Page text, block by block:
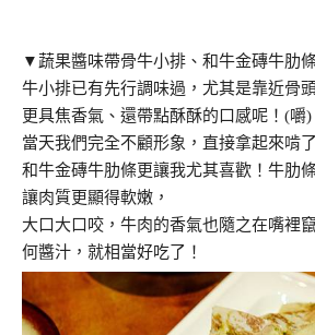
▼蔬果醬味帶骨牛小排、和牛金磚牛肋
牛小排已有先行調味過，尤其是靠近骨
更具焦香氣、還帶點酥酥的口感呢！(嚼)
當天我們完全不顧形象，直接拿起來啃
和牛金磚牛肋條更讓我尤其喜歡！牛肋
讓肉質更顯得軟嫩，
大口大口咬，牛肉的香氣也隨之在嘴裡
何醬汁，就相當好吃了！